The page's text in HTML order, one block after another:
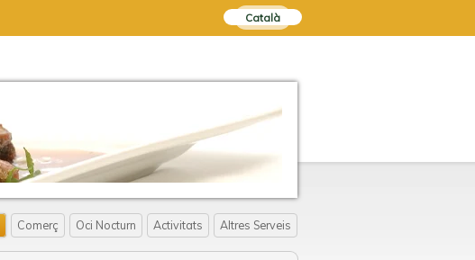
Català
Comerç Oci Nocturn Activitats Altres Serveis